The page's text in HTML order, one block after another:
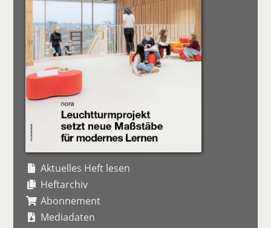
Aktuelles Heft lesen
Heftarchiv
Abonnement
Mediadaten